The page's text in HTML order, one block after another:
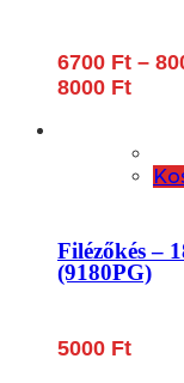
6700 Ft –
8000 Ft
Filézőkés –
(9180PG)
5000 Ft